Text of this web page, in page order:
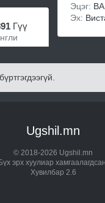
Гүү
Эцэг:
Эх:
Ugshil.mn
© 2018-2026 Ugshil.mn
эрх хуулиар хамгаалагдсан.
Хувилбар 2.6